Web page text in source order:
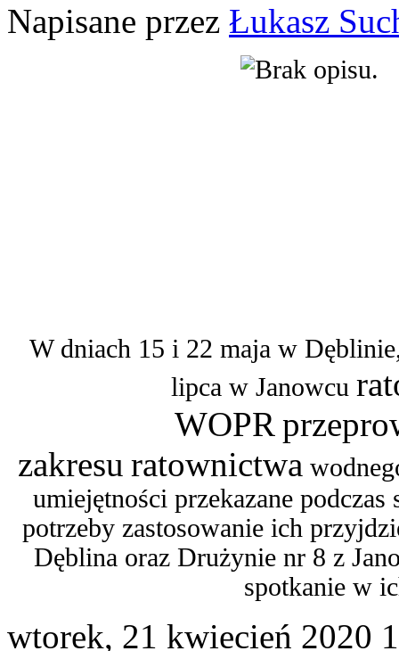
Napisane przez Łukasz
W dniach 15 i 22 maja w
lipca w Janowcu
WOPR
zakresu ratownictwa
umiejętności przekazane
potrzeby zastosowanie ich
Dęblina oraz Drużynie nr 8 z
spotkanie w
wtorek, 21 kwiecień 2020